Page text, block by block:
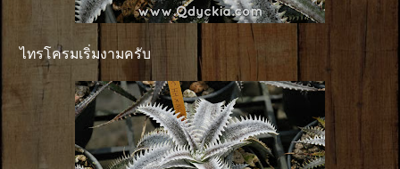
ไทรโครมเริ่มงามครับ